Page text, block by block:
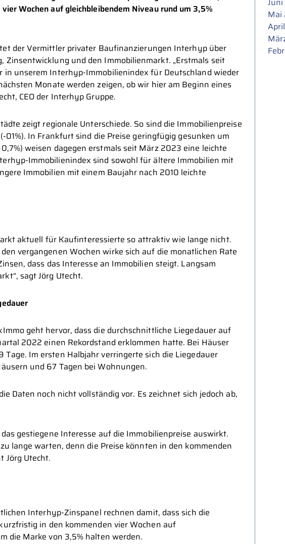
Wochen auf gleichbleibendem Niveau rund um 3,5%
der Vermittler privater Baufinanzierungen Interhyp über
Zinsentwicklung und den Immobilienmarkt. „Erstmals seit
in unserem Interhyp-Immobilienindex für Deutschland wieder
Monate werden zeigen, ob wir hier am Beginn eines
CEO der Interhyp Gruppe.
zeigt regionale Unterschiede. So sind die Immobilienpreise
In Frankfurt sind die Preise geringfügig gesunken um
weisen dagegen erstmals seit März 2023 eine leichte
Immobilienindex sind sowohl für ältere Immobilien mit
Immobilien mit einem Baujahr nach 2010 leichte
aktuell für Kaufinteressierte so attraktiv wie lange nicht.
vergangenen Wochen wirke sich auf die monatlichen Rate
dass das Interesse an Immobilien steigt. Langsam
sagt Jörg Utecht.
geht hervor, dass die durchschnittliche Liegedauer auf
2022 einen Rekordstand erklommen hatte. Bei Häuser
Im ersten Halbjahr verringerte sich die Liegedauer
und 67 Tagen bei Wohnungen.
Daten noch nicht vollständig vor. Es zeichnet sich jedoch ab,
gestiegene Interesse auf die Immobilienpreise auswirkt.
lange warten, denn die Preise könnten in den kommenden
Jörg Utecht.
Interhyp-Zinspanel rechnen damit, dass sich die
in den kommenden vier Wochen auf
die Marke von 3,5% halten werden.
Mai